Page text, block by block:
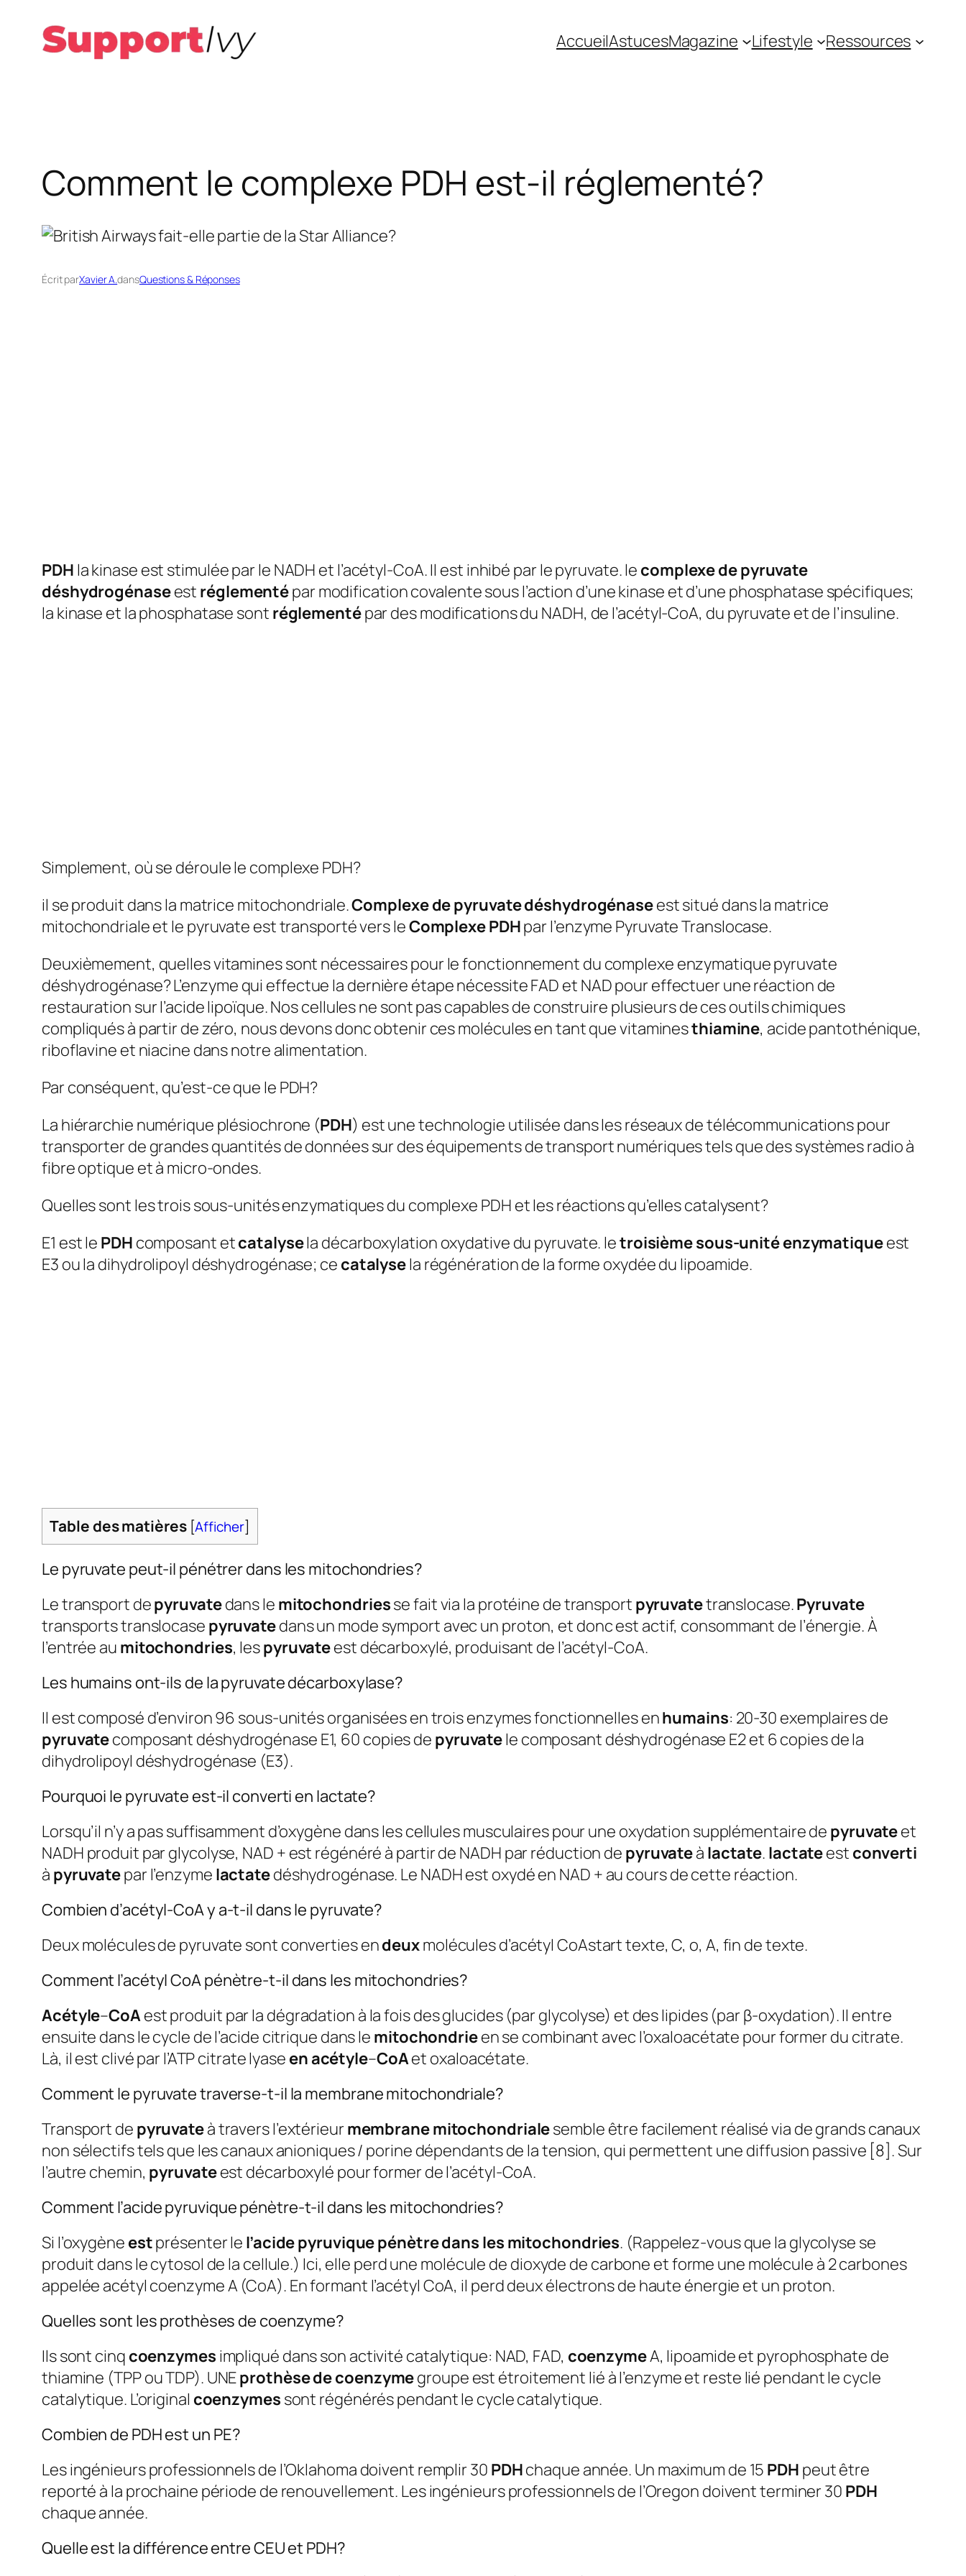
contenu
AccueilAstucesMagazine Lifestyle Ressources
Comment le complexe PDH est-il réglementé?
Écrit parXavier A.dansQuestions & Réponses
PDH la kinase est stimulée par le NADH et l’acétyl-CoA. Il est inhibé par le pyruvate. le complexe de pyruvate
déshydrogénaseest réglementépar modification covalente sous l’action d’une kinase et d’une phosphatase spécifiques;
la kinase et la phosphatase sont réglementépar des modifications du NADH, de l’acétyl-CoA, du pyruvate et de l’insuline.
Simplement, où se déroule le complexe PDH?
il se produit dans la matrice mitochondriale.Complexe de pyruvate déshydrogénaseest situé dans la matrice
mitochondriale et le pyruvate est transporté vers leComplexe PDHpar l’enzyme Pyruvate Translocase.
Deuxièmement, quelles vitamines sont nécessaires pour le fonctionnement du complexe enzymatique pyruvate
déshydrogénase?L’enzyme qui effectue la dernière étape nécessite FAD et NAD pour effectuer une réaction de
restauration sur l’acide lipoïque. Nos cellules ne sont pas capables de construire plusieurs de ces outils chimiques
compliqués à partir de zéro, nous devons donc obtenir ces molécules en tant que vitaminesthiamine, acide pantothénique,
riboflavine et niacine dans notre alimentation.
Par conséquent, qu’est-ce que le PDH?
La hiérarchie numérique plésiochrone (PDH) est une technologie utilisée dans les réseaux de télécommunications pour
transporter de grandes quantités de données sur des équipements de transport numériques tels que des systèmes radio à
fibre optique et à micro-ondes.
Quelles sont les trois sous-unités enzymatiques du complexe PDH et les réactions qu’elles catalysent?
E1 est le PDH composant etcatalysela décarboxylation oxydative du pyruvate. letroisième sous-unité enzymatiqueest
E3 ou la dihydrolipoyl déshydrogénase; ce catalysela régénération de la forme oxydée du lipoamide.
Table des matières [Afficher]
Le pyruvate peut-il pénétrer dans les mitochondries?
Le transport depyruvatedans le mitochondriesse fait via la protéine de transport pyruvatetranslocase.Pyruvate
transports translocase pyruvatedans un mode symport avec un proton, et donc est actif, consommant de l’énergie. À
l’entrée au mitochondries, lespyruvateest décarboxylé, produisant de l’acétyl-CoA.
Les humains ont-ils de la pyruvate décarboxylase?
Il est composé d’environ 96 sous-unités organisées en trois enzymes fonctionnelles enhumains: 20-30 exemplaires de
pyruvatecomposant déshydrogénase E1, 60 copies de pyruvatele composant déshydrogénase E2 et 6 copies de la
dihydrolipoyl déshydrogénase (E3).
Pourquoi le pyruvate est-il converti en lactate?
Lorsqu’il n’y a pas suffisamment d’oxygène dans les cellules musculaires pour une oxydation supplémentaire de pyruvateet
NADH produit par glycolyse, NAD + est régénéré à partir de NADH par réduction de pyruvateà lactate. lactateest converti
à pyruvatepar l’enzyme lactatedéshydrogénase. Le NADH est oxydé en NAD + au cours de cette réaction.
Combien d’acétyl-CoA y a-t-il dans le pyruvate?
Deux molécules de pyruvate sont converties endeuxmolécules d’acétyl CoAstart texte, C, o, A, fin de texte.
Comment l’acétyl CoA pénètre-t-il dans les mitochondries?
Acétyle–CoAest produit par la dégradation à la fois des glucides (par glycolyse) et des lipides (par β-oxydation). Il entre
ensuite dans le cycle de l’acide citrique dans le mitochondrieen se combinant avec l’oxaloacétate pour former du citrate.
Là, il est clivé par l’ATP citrate lyase en acétyle–CoAet oxaloacétate.
Comment le pyruvate traverse-t-il la membrane mitochondriale?
Transport de pyruvateà travers l’extérieur membrane mitochondrialesemble être facilement réalisé via de grands canaux
non sélectifs tels que les canaux anioniques / porine dépendants de la tension, qui permettent une diffusion passive [8]. Sur
l’autre chemin, pyruvateest décarboxylé pour former de l’acétyl-CoA.
Comment l’acide pyruvique pénètre-t-il dans les mitochondries?
Si l’oxygène estprésenter le l’acide pyruvique pénètre dans les mitochondries. (Rappelez-vous que la glycolyse se
produit dans le cytosol de la cellule.) Ici, elle perd une molécule de dioxyde de carbone et forme une molécule à 2 carbones
appelée acétyl coenzyme A (CoA). En formant l’acétyl CoA, il perd deux électrons de haute énergie et un proton.
Quelles sont les prothèses de coenzyme?
Ils sont cinq coenzymes impliqué dans son activité catalytique: NAD, FAD, coenzymeA, lipoamide et pyrophosphate de
thiamine (TPP ou TDP). UNEprothèse de coenzymegroupe est étroitement lié à l’enzyme et reste lié pendant le cycle
catalytique. L’original coenzymes sont régénérés pendant le cycle catalytique.
Combien de PDH est un PE?
Les ingénieurs professionnels de l’Oklahoma doivent remplir 30 PDHchaque année. Un maximum de 15 PDH peut être
reporté à la prochaine période de renouvellement. Les ingénieurs professionnels de l’Oregon doivent terminer 30 PDH
chaque année.
Quelle est la différence entre CEU et PDH?